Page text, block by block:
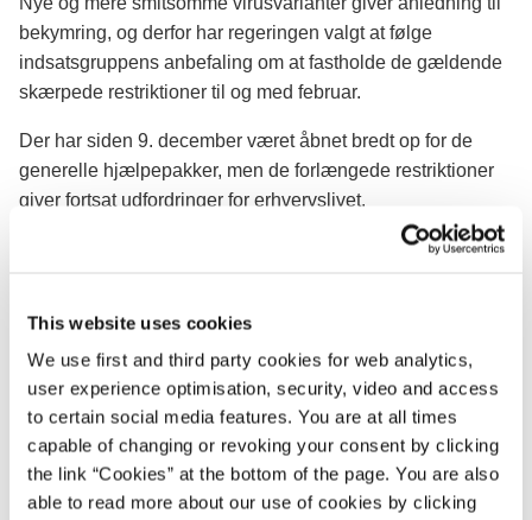
This website uses cookies
We use first and third party cookies for web analytics,
user experience optimisation, security, video and access
to certain social media features. You are at all times
capable of changing or revoking your consent by clicking
the link “Cookies” at the bottom of the page. You are also
able to read more about our use of cookies by clicking
bekymring, og derfor har regeringen valgt at følge
indsatsgruppens anbefaling om at fastholde de gældende
skærpede restriktioner til og med februar.
Der har siden 9. december været åbnet bredt op for de
generelle hjælpepakker, men de forlængede restriktioner
giver fortsat udfordringer for erhvervslivet.
Derfor er regeringen og et bredt flertal af Folketingets
mia. kr.,der skal hjælpe danske selvstændige,
virksomheder og lønmodtagere.
Samtidig er det besluttet, at hvis restriktionerne forlænges
til efter februar, vil hjælpepakkerne samt de målrettede
puljer til erhvervs- og kulturaktivitet også blive forlænget til